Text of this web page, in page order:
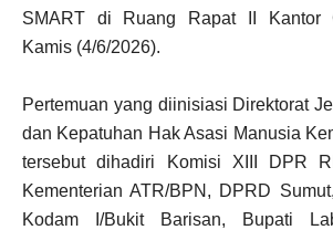
SMART di Ruang Rapat II Kantor
Kamis (4/6/2026).
Pertemuan yang diinisiasi Direktorat
dan Kepatuhan Hak Asasi Manusia
tersebut dihadiri Komisi XIII DPR
Kementerian ATR/BPN, DPRD
Kodam I/Bukit Barisan, Bupati